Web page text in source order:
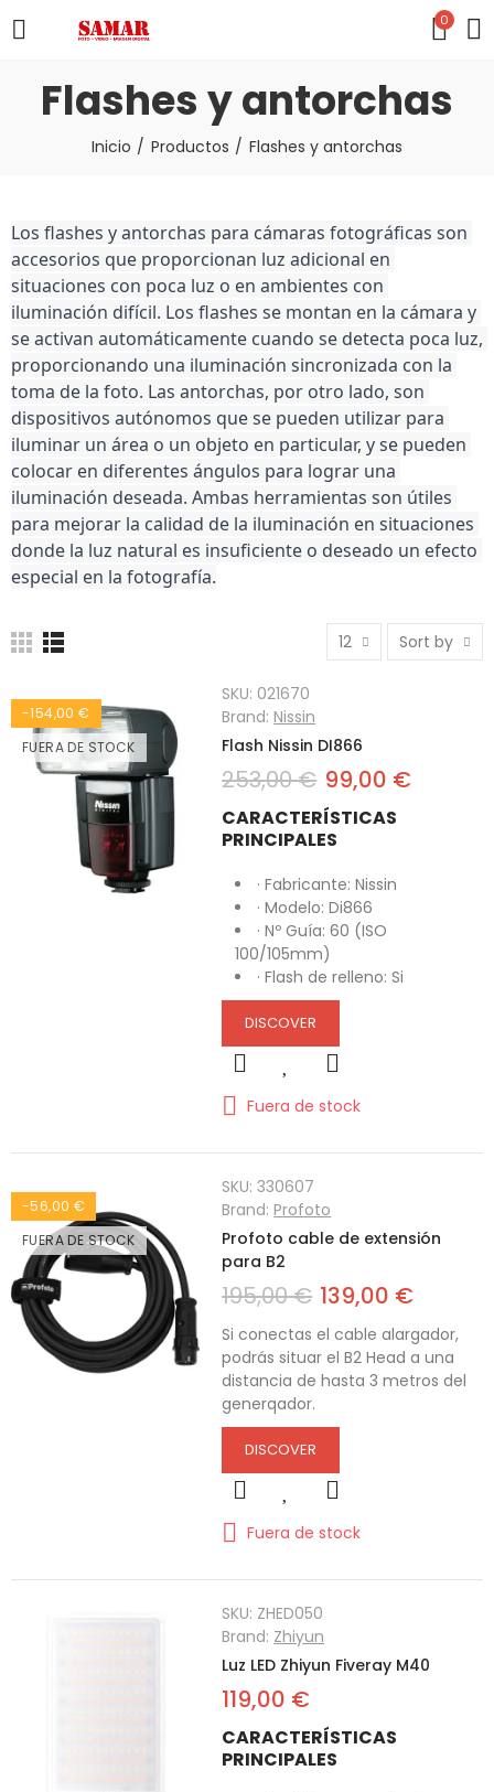
0
Flashes y antorchas
Inicio Productos Flashes y antorchas
Los flashes y antorchas para cámaras fotográficas son
accesorios que proporcionan luz adicional en
situaciones con poca luz o en ambientes con
iluminación difícil. Los flashes se montan en la cámara y
se activan automáticamente cuando se detecta poca luz,
proporcionando una iluminación sincronizada con la
toma de la foto. Las antorchas, por otro lado, son
dispositivos autónomos que se pueden utilizar para
iluminar un área o un objeto en particular, y se pueden
colocar en diferentes ángulos para lograr una
iluminación deseada. Ambas herramientas son útiles
para mejorar la calidad de la iluminación en situaciones
donde la luz natural es insuficiente o deseado un efecto
especial en la fotografía.
12 Sort by
-154,00 €
FUERA DE STOCK
SKU: 021670
Brand:Nissin
Flash Nissin DI866
253,00 € 99,00 €
CARACTERÍSTICAS
PRINCIPALES
· Fabricante: Nissin
· Modelo: Di866
· Nº Guía: 60 (ISO
100/105mm)
· Flash de relleno: Si
DISCOVER
Fuera de stock
-56,00 €
FUERA DE STOCK
SKU:330607
Brand:Profoto
Profoto cable de extensión
para B2
195,00 € 139,00 €
Si conectas el cable alargador,
podrás situar el B2 Head a una
distancia de hasta 3 metros del
generqador.
DISCOVER
Fuera de stock
SKU: ZHED050
Brand: Zhiyun
Luz LED Zhiyun Fiveray M40
119,00 €
CARACTERÍSTICAS
PRINCIPALES